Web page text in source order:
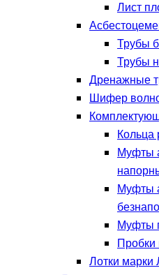
Лист
Трубы
Трубы
Дренажные
Шифер
Кольца
Муфты
Муфты
Муфты
Пробки
Лотки